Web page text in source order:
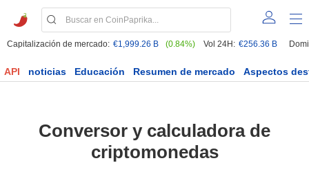
Capitalización de mercado: €1,999.26 B (0.84%) Vol 24H: €256.36 B
API noticias Educación Resumen de mercado Aspectos
Conversor y calculadora de
criptomonedas